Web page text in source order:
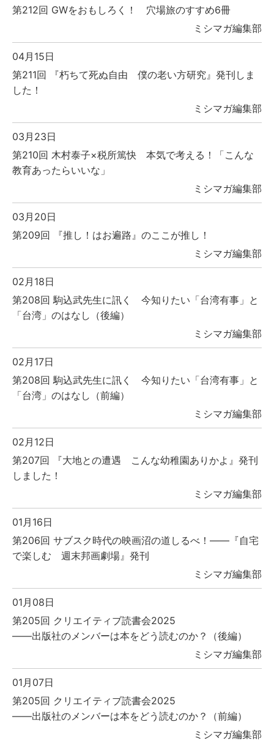
第212回 GWをおもしろく！ 穴場旅のすすめ6冊
ミシマガ編集部
04月15日
第211回 『朽ちて死ぬ自由 僕の老い方研究』発刊しま
した！
ミシマガ編集部
03月23日
第210回 木村泰子×税所篤快 本気で考える！「こんな
教育あったらいいな」
ミシマガ編集部
03月20日
第209回 『推し！はお遍路』のここが推し！
ミシマガ編集部
02月18日
第208回 駒込武先生に訊く 今知りたい「台湾有事」と
「台湾」のはなし（後編）
ミシマガ編集部
02月17日
第208回 駒込武先生に訊く 今知りたい「台湾有事」と
「台湾」のはなし（前編）
ミシマガ編集部
02月12日
第207回 『大地との遭遇 こんな幼稚園ありかよ』発刊
しました！
ミシマガ編集部
01月16日
第206回 サブスク時代の映画沼の道しるべ！――『自宅
で楽しむ 週末邦画劇場』発刊
ミシマガ編集部
01月08日
第205回 クリエイティブ読書会2025
――出版社のメンバーは本をどう読むのか？（後編）
ミシマガ編集部
01月07日
第205回 クリエイティブ読書会2025
――出版社のメンバーは本をどう読むのか？（前編）
ミシマガ編集部